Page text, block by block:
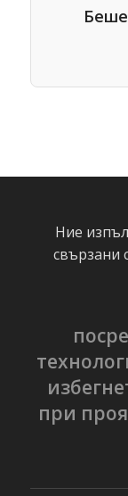
Ние
свързани
при